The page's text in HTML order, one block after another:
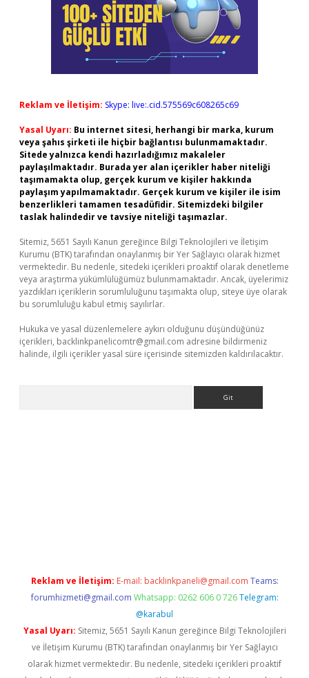
Reklam ve İletişim: Skype: live:.cid.575569c608265c69
Yasal Uyarı: Bu internet sitesi, herhangi bir marka, kurum
veya şahıs şirketi ile hiçbir bağlantısı bulunmamaktadır.
Sitede yalnızca kendi hazırladığımız makaleler
paylaşılmaktadır. Burada yer alan içerikler haber niteliği
taşımamakta olup, gerçek kurum ve kişiler hakkında
paylaşım yapılmamaktadır. Gerçek kurum ve kişiler ile isim
benzerlikleri tamamen tesadüfidir. Sitemizdeki bilgiler
taslak halindedir ve tavsiye niteliği taşımazlar.
Sitemiz, 5651 Sayılı Kanun gereğince Bilgi Teknolojileri ve İletişim
Kurumu (BTK) tarafından onaylanmış bir Yer Sağlayıcı olarak hizmet
vermektedir. Bu nedenle, sitedeki içerikleri proaktif olarak denetleme
veya araştırma yükümlülüğümüz bulunmamaktadır. Ancak, üyelerimiz
yazdıkları içeriklerin sorumluluğunu taşımakta olup, siteye üye olarak
bu sorumluluğu kabul etmiş sayılırlar.
Hukuka ve yasal düzenlemelere aykırı olduğunu düşündüğünüz
içerikleri, backlinkpanelicomtr@gmail.com adresine bildirmeniz
halinde, ilgili içerikler yasal süre içerisinde sitemizden kaldırılacaktır.
Reklam ve İletişim: E-mail: backlinkpaneli@gmail.com Teams:
forumhizmeti@gmail.com Whatsapp: 0262 606 0 726 Telegram:
@karabul
Yasal Uyarı: Sitemiz, 5651 Sayılı Kanun gereğince Bilgi Teknolojileri
ve İletişim Kurumu (BTK) tarafından onaylanmış bir Yer Sağlayıcı
olarak hizmet vermektedir. Bu nedenle, sitedeki içerikleri proaktif